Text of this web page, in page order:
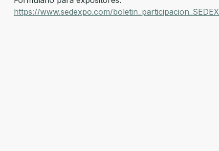
https://www.sedexpo.com/